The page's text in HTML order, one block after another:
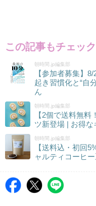
この記事もチェック
朝時間.jp編集部
【参加者募集】
起き習慣化と“自
ん
朝時間.jp編集部
【2個で送料無
ツ新登場 | お得
朝時間.jp編集部
【送料込・初回
ャルティコーヒ